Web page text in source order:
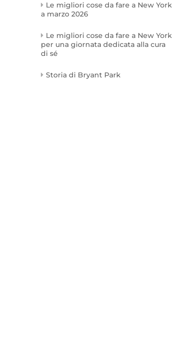
Le migliori cose da fare a New York
a marzo 2026
Le migliori cose da fare a New York
per una giornata dedicata alla cura
di sé
Storia di Bryant Park